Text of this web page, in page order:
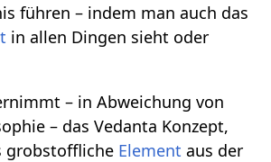
führen – indem man auch das
in allen Dingen sieht oder
– in Abweichung von
– das Vedanta Konzept,
grobstoffliche Element aus der